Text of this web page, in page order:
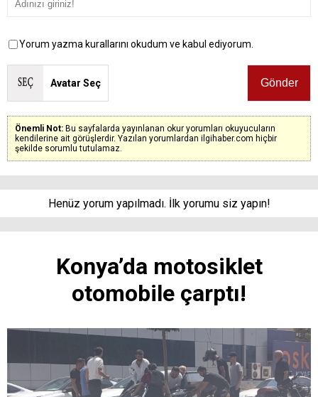
Yorum yazma kurallarını okudum ve kabul ediyorum.
Avatar Seç
Önemli Not: Bu sayfalarda yayınlanan okur yorumları okuyucuların
kendilerine ait görüşlerdir. Yazılan yorumlardan ilgihaber.com hiçbir
şekilde sorumlu tutulamaz.
Henüz yorum yapılmadı. İlk yorumu siz yapın!
Konya’da motosiklet
otomobile çarptı!